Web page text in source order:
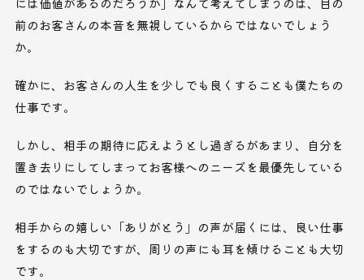
前のお客さんの本音を無視しているからではないでしょう
か。
確かに、お客さんの人生を少しでも良くすることも僕たちの
仕事です。
しかし、相手の期待に応えようとし過ぎるがあまり、自分を
置き去りにしてしまってお客様へのニーズを最優先している
のではないでしょうか。
相手からの嬉しい「ありがとう」の声が届くには、良い仕事
をするのも大切ですが、周りの声にも耳を傾けることも大切
です。